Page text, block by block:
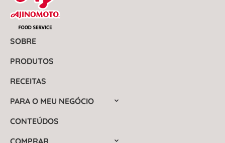
SOBRE
PRODUTOS
RECEITAS
PARA O MEU NEGÓCIO
CONTEÚDOS